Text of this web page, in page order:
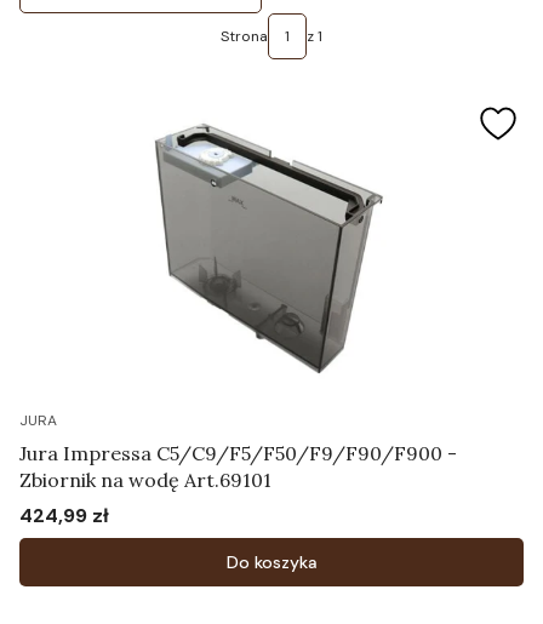
Strona z 1
JURA
Jura Impressa C5/C9/F5/F50/F9/F90/F900 -
Zbiornik na wodę Art.69101
Cena
424,99 zł
Do koszyka